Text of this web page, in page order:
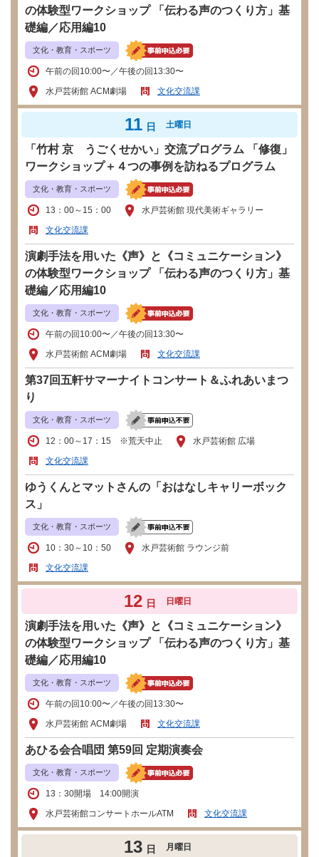
の体験型ワークショップ 「伝わる声のつくり方」基
礎編／応用編10
文化・教育・スポーツ
午前の回10:00〜／午後の回13:30〜
水戸芸術館 ACM劇場
文化交流課
11 日 土曜日
「竹村 京 うごくせかい」交流プログラム 「修復」
ワークショップ＋４つの事例を訪ねるプログラム
文化・教育・スポーツ
13：00～15：00
水戸芸術館 現代美術ギャラリー
文化交流課
演劇手法を用いた《声》と《コミュニケーション》
の体験型ワークショップ 「伝わる声のつくり方」基
礎編／応用編10
文化・教育・スポーツ
午前の回10:00〜／午後の回13:30〜
水戸芸術館 ACM劇場
文化交流課
第37回五軒サマーナイトコンサート＆ふれあいまつ
り
文化・教育・スポーツ
12：00～17：15 ※荒天中止
水戸芸術館 広場
文化交流課
ゆうくんとマットさんの「おはなしキャリーボック
ス」
文化・教育・スポーツ
10：30～10：50
水戸芸術館 ラウンジ前
文化交流課
12 日 日曜日
演劇手法を用いた《声》と《コミュニケーション》
の体験型ワークショップ 「伝わる声のつくり方」基
礎編／応用編10
文化・教育・スポーツ
午前の回10:00〜／午後の回13:30〜
水戸芸術館 ACM劇場
文化交流課
あひる会合唱団 第59回 定期演奏会
文化・教育・スポーツ
13：30開場 14:00開演
水戸芸術館コンサートホールATM
文化交流課
13 日 月曜日